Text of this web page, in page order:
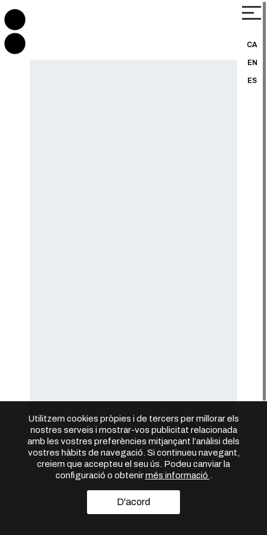
CA
EN
ES
Utilitzem cookies pròpies i de tercers per millorar els
nostres serveis i mostrar-vos publicitat relacionada
amb les vostres preferències mitjançant l’anàlisi dels
vostres hàbits de navegació. Si continueu navegant,
creiem que accepteu el seu ús. Podeu canviar la
configuració o obtenirmés informació
D'acord